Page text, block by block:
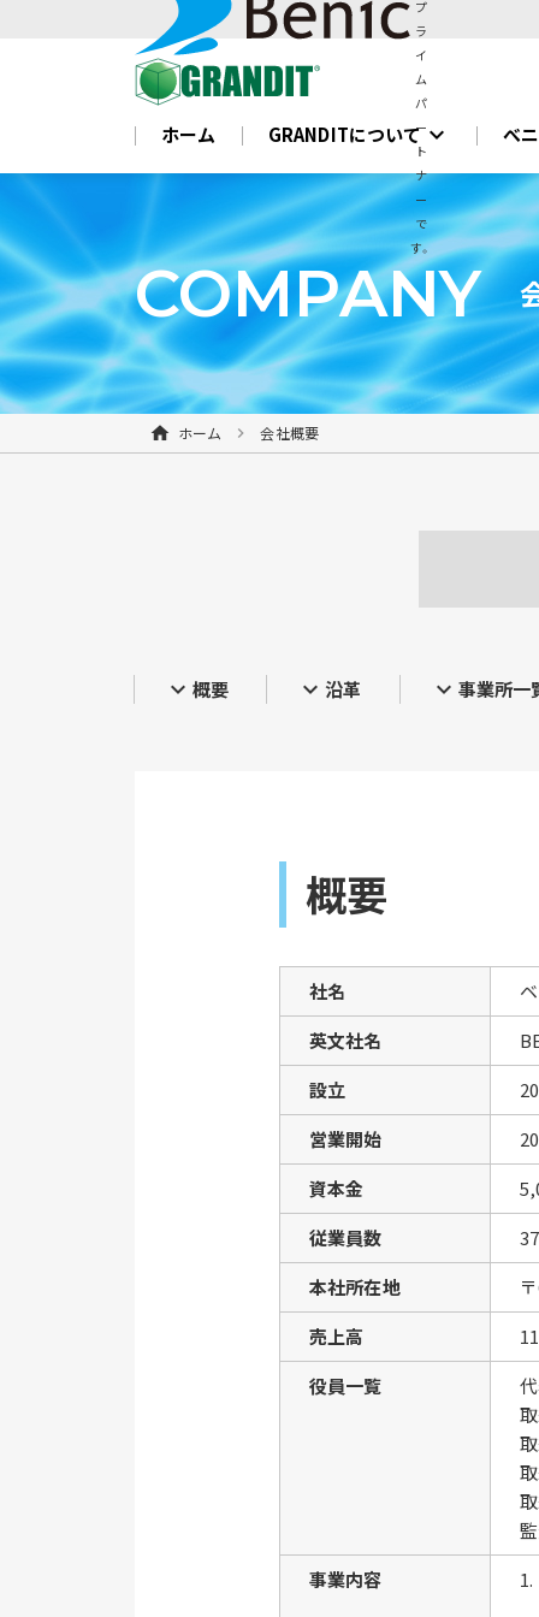
プ
ラ
イ
ム
パ
ー
ト
ナ
ー
で
す。
ホーム GRANDITについてexpand_more べ
COMPANY
ホーム 会社概要
expand_more 概要 expand_more沿革 expand_more 事業所一
概要
社名
英文社名
設立
営業開始
資本金
従業員数
本社所在地
売上高
役員一覧
事業内容